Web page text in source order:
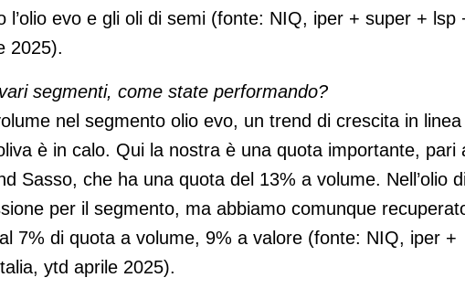
l’olio evo e gli oli di semi (fonte: NIQ, iper + super + lsp
2025).
segmenti, come state performando?
nel segmento olio evo, un trend di crescita in linea
è in calo. Qui la nostra è una quota importante, pari
Sasso, che ha una quota del 13% a volume. Nell’olio
per il segmento, ma abbiamo comunque
7% di quota a volume, 9% a valore (fonte: NIQ, iper +
ytd aprile 2025).